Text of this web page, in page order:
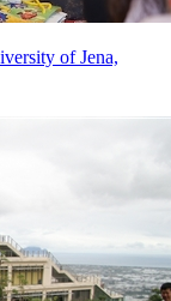
of Jena,